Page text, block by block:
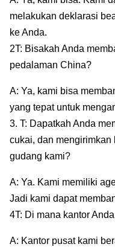
melakukan deklarasi
ke Anda.
2T: Bisakah Anda
pedalaman China?
A: Ya, kami bisa
yang tepat untuk
3. T: Dapatkah Anda
cukai, dan
gudang kami?
A: Ya. Kami memiliki
Jadi kami dapat
4T: Di mana kantor
A: Kantor pusat kami